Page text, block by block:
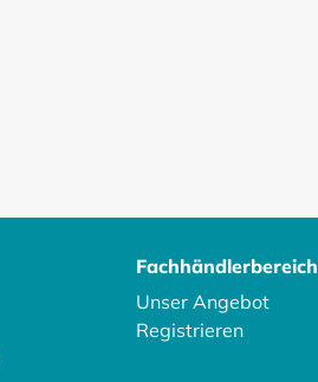
Fachhändlerbereich
Unser Angebot
Registrieren